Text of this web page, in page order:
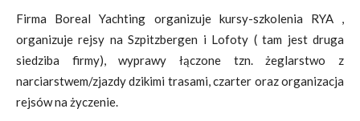
Firma Boreal Yachting organizuje kursy-szkolenia RYA ,
organizuje rejsy na Szpitzbergen i Lofoty ( tam jest druga
siedziba firmy), wyprawy łączone tzn. żeglarstwo z
narciarstwem/zjazdy dzikimi trasami, czarter oraz organizacja
rejsów na życzenie.